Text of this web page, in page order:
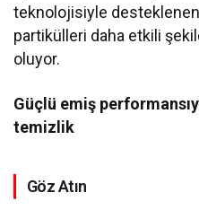
teknolojisiyle
partikülleri daha etkili
oluyor.
Güçlü emiş
temizlik
Göz Atın